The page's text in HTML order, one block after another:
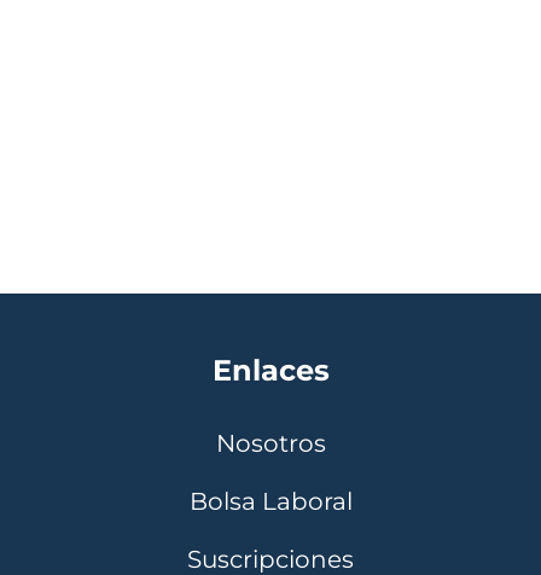
Enlaces
Nosotros
Bolsa Laboral
Suscripciones